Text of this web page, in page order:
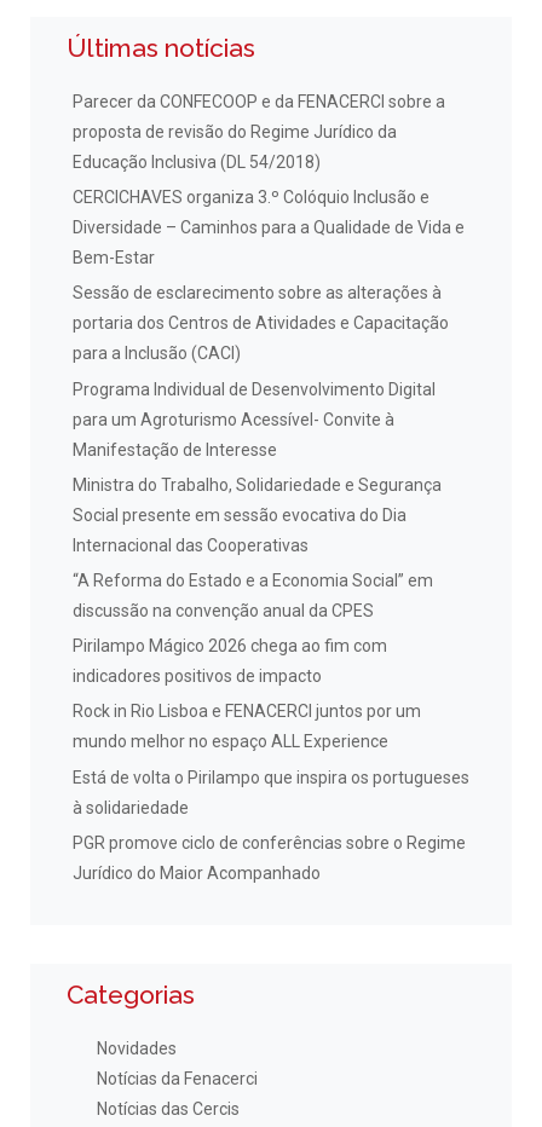
Últimas notícias
Parecer da CONFECOOP e da FENACERCI sobre a
proposta de revisão do Regime Jurídico da
Educação Inclusiva (DL 54/2018)
CERCICHAVES organiza 3.º Colóquio Inclusão e
Diversidade – Caminhos para a Qualidade de Vida e
Bem-Estar
Sessão de esclarecimento sobre as alterações à
portaria dos Centros de Atividades e Capacitação
para a Inclusão (CACI)
Programa Individual de Desenvolvimento Digital
para um Agroturismo Acessível- Convite à
Manifestação de Interesse
Ministra do Trabalho, Solidariedade e Segurança
Social presente em sessão evocativa do Dia
Internacional das Cooperativas
“A Reforma do Estado e a Economia Social” em
discussão na convenção anual da CPES
Pirilampo Mágico 2026 chega ao fim com
indicadores positivos de impacto
Rock in Rio Lisboa e FENACERCI juntos por um
mundo melhor no espaço ALL Experience
Está de volta o Pirilampo que inspira os portugueses
à solidariedade
PGR promove ciclo de conferências sobre o Regime
Jurídico do Maior Acompanhado
Categorias
Novidades
Notícias da Fenacerci
Notícias das Cercis